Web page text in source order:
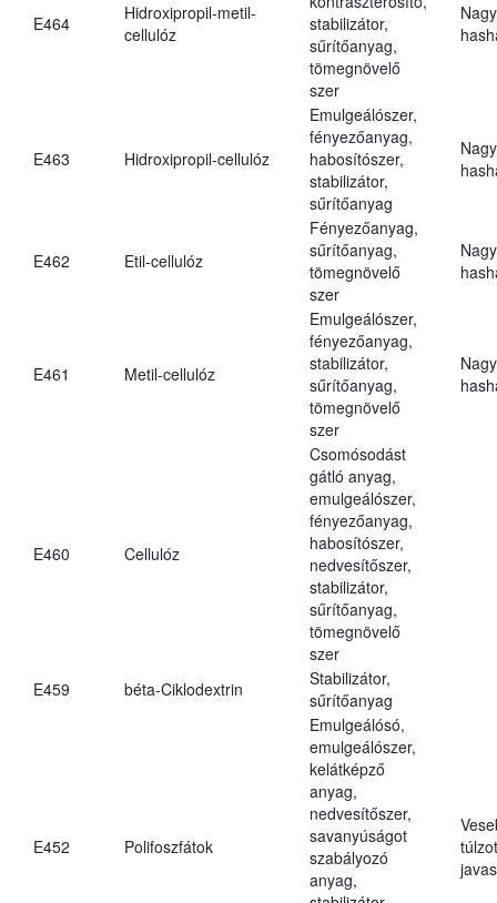
E464
Hidroxipropil-metil-
cellulóz
stabilizátor,
sűrítőanyag,
tömegnövelő
szer
E463 Hidroxipropil-cellulóz
Emulgeálószer,
fényezőanyag,
habosítószer,
stabilizátor,
sűrítőanyag
E462 Etil-cellulóz
Fényezőanyag,
sűrítőanyag,
tömegnövelő
szer
E461 Metil-cellulóz
Emulgeálószer,
fényezőanyag,
stabilizátor,
sűrítőanyag,
tömegnövelő
szer
E460 Cellulóz
Csomósodást
gátló anyag,
emulgeálószer,
fényezőanyag,
habosítószer,
nedvesítőszer,
stabilizátor,
sűrítőanyag,
tömegnövelő
szer
E459
béta-Ciklodextrin
Stabilizátor,
sűrítőanyag
E452 Polifoszfátok
Emulgeálósó,
emulgeálószer,
kelátképző
anyag,
nedvesítőszer,
savanyúságot
szabályozó
anyag,